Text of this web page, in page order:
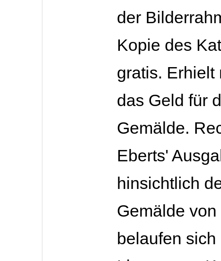
der
Kopie des
gratis. Erhielt
das Geld für
Gemälde.
Eberts'
hinsichtlich
Gemälde
belaufen sich